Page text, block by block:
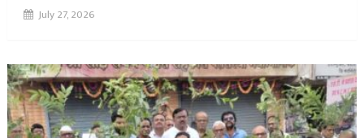
July 27, 2026